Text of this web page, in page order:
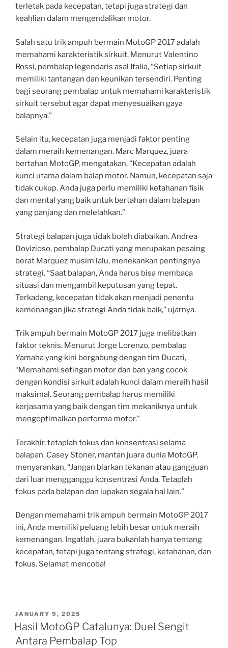
terletak pada kecepatan, tetapi juga strategi dan
keahlian dalam mengendalikan motor.
Salah satu trik ampuh bermain MotoGP 2017 adalah
memahami karakteristik sirkuit. Menurut Valentino
Rossi, pembalap legendaris asal Italia, “Setiap sirkuit
memiliki tantangan dan keunikan tersendiri. Penting
bagi seorang pembalap untuk memahami karakteristik
sirkuit tersebut agar dapat menyesuaikan gaya
balapnya.”
Selain itu, kecepatan juga menjadi faktor penting
dalam meraih kemenangan. Marc Marquez, juara
bertahan MotoGP, mengatakan, “Kecepatan adalah
kunci utama dalam balap motor. Namun, kecepatan saja
tidak cukup. Anda juga perlu memiliki ketahanan fisik
dan mental yang baik untuk bertahan dalam balapan
yang panjang dan melelahkan.”
Strategi balapan juga tidak boleh diabaikan. Andrea
Dovizioso, pembalap Ducati yang merupakan pesaing
berat Marquez musim lalu, menekankan pentingnya
strategi. “Saat balapan, Anda harus bisa membaca
situasi dan mengambil keputusan yang tepat.
Terkadang, kecepatan tidak akan menjadi penentu
kemenangan jika strategi Anda tidak baik,” ujarnya.
Trik ampuh bermain MotoGP 2017 juga melibatkan
faktor teknis. Menurut Jorge Lorenzo, pembalap
Yamaha yang kini bergabung dengan tim Ducati,
“Memahami setingan motor dan ban yang cocok
dengan kondisi sirkuit adalah kunci dalam meraih hasil
maksimal. Seorang pembalap harus memiliki
kerjasama yang baik dengan tim mekaniknya untuk
mengoptimalkan performa motor.”
Terakhir, tetaplah fokus dan konsentrasi selama
balapan. Casey Stoner, mantan juara dunia MotoGP,
menyarankan, “Jangan biarkan tekanan atau gangguan
dari luar mengganggu konsentrasi Anda. Tetaplah
fokus pada balapan dan lupakan segala hal lain.”
Dengan memahami trik ampuh bermain MotoGP 2017
ini, Anda memiliki peluang lebih besar untuk meraih
kemenangan. Ingatlah, juara bukanlah hanya tentang
kecepatan, tetapi juga tentang strategi, ketahanan, dan
fokus. Selamat mencoba!
POSTED
ON
JANUARY 9, 2025
Hasil MotoGP Catalunya: Duel Sengit
Antara Pembalap Top